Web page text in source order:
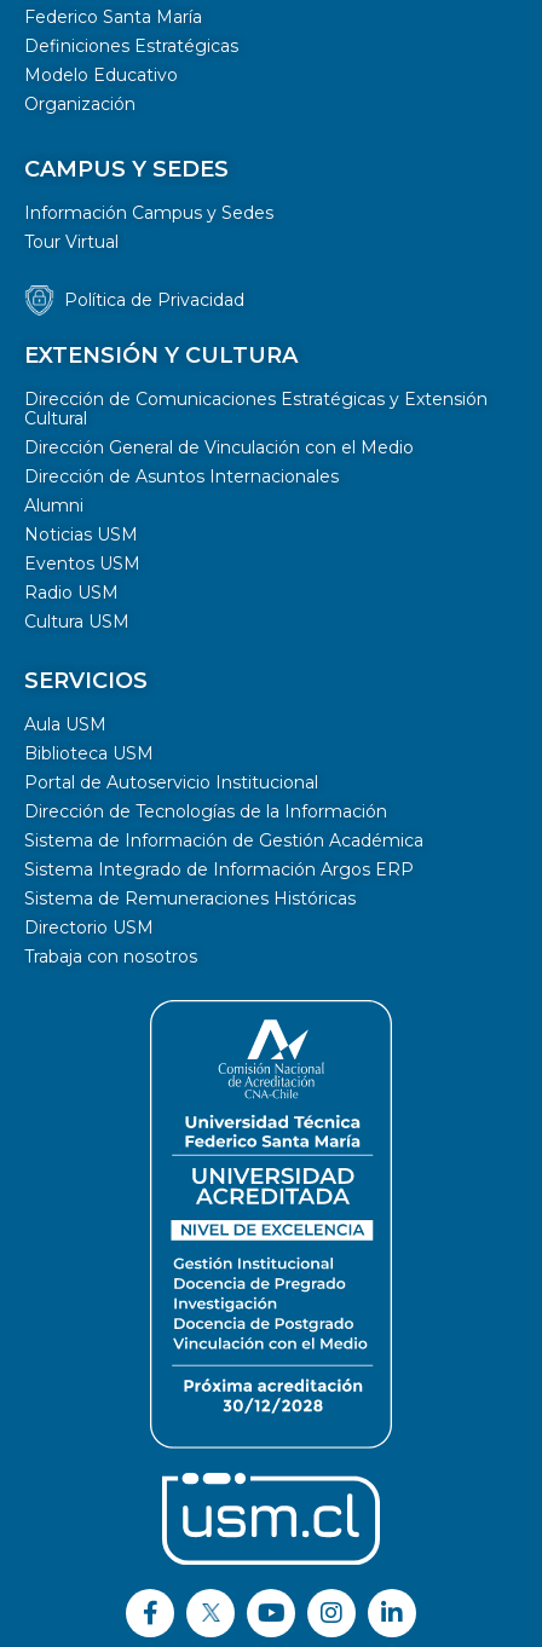
Federico Santa María
Definiciones Estratégicas
Modelo Educativo
Organización
CAMPUS Y SEDES
Información Campus y Sedes
Tour Virtual
Política de Privacidad
EXTENSIÓN Y CULTURA
Dirección de Comunicaciones Estratégicas y Extensión
Cultural
Dirección General de Vinculación con el Medio
Dirección de Asuntos Internacionales
Alumni
Noticias USM
Eventos USM
Radio USM
Cultura USM
SERVICIOS
Aula USM
Biblioteca USM
Portal de Autoservicio Institucional
Dirección de Tecnologías de la Información
Sistema de Información de Gestión Académica
Sistema Integrado de Información Argos ERP
Sistema de Remuneraciones Históricas
Directorio USM
Trabaja con nosotros